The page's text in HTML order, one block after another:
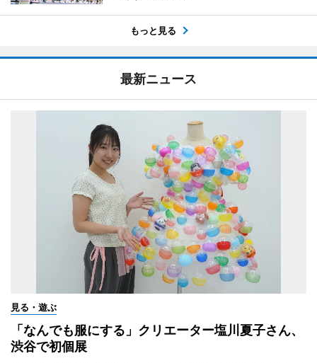
もっと見る
最新ニュース
見る・遊ぶ
「なんでも服にする」クリエーター塩川夏子さん、
渋谷で初個展